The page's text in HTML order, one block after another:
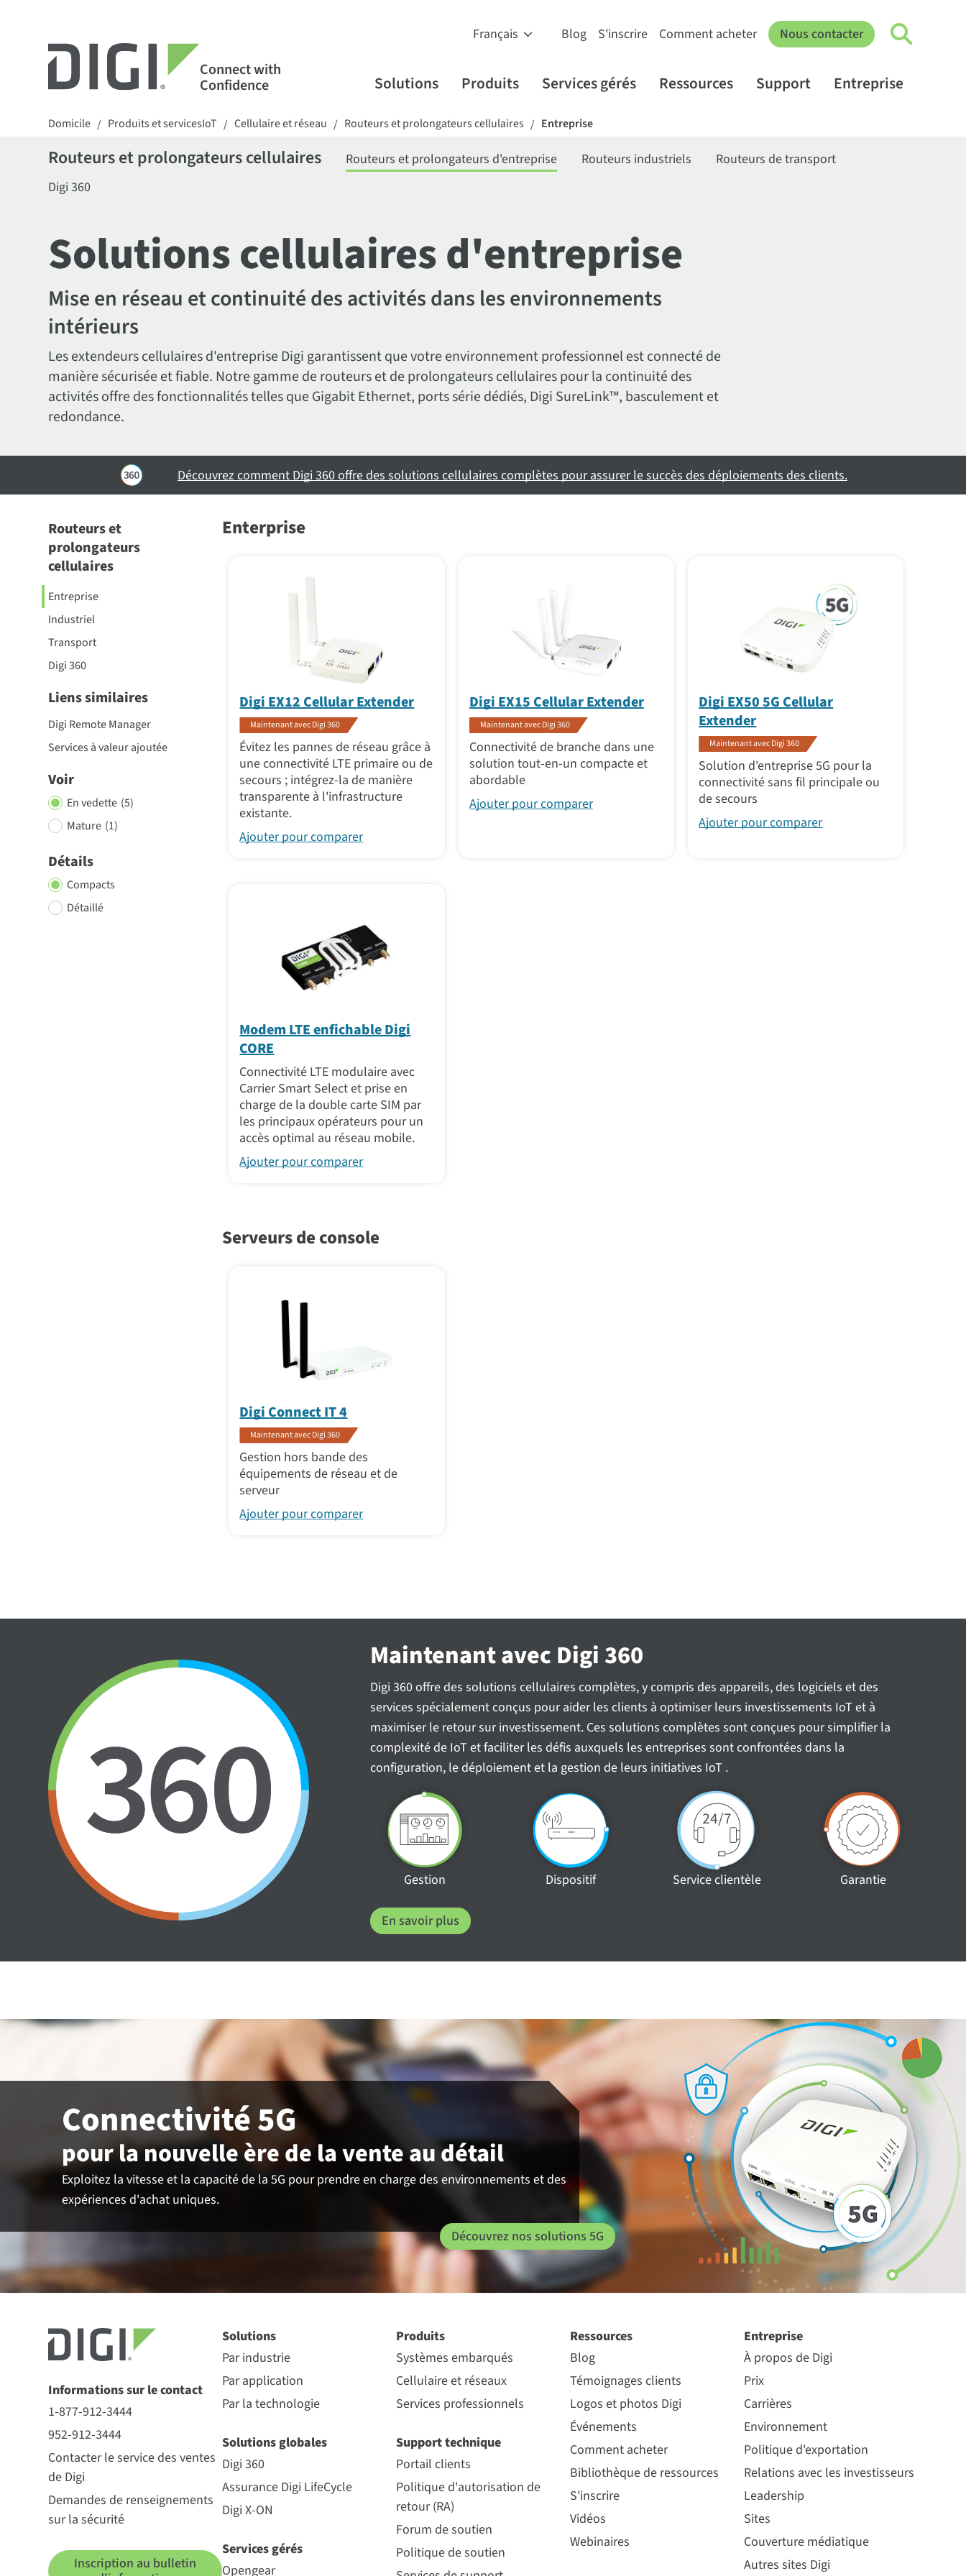
Connect with
Confidence
Blog S'inscrire Comment acheter Nous contacter
Solutions Produits Services gérés Ressources Support Entreprise
Domicile / Produits et servicesIoT / Cellulaire et réseau / Routeurs et prolongateurs cellulaires / Entreprise
Routeurs et prolongateurs cellulaires Routeurs et prolongateurs d'entreprise Routeurs industriels
Routeurs de transport
Digi 360
Solutions cellulaires d'entreprise
Mise en réseau et continuité des activités dans les environnements
intérieurs
Les extendeurs cellulaires d'entreprise Digi garantissent que votre environnement professionnel est connecté de
manière sécurisée et fiable. Notre gamme de routeurs et de prolongateurs cellulaires pour la continuité des
activités offre des fonctionnalités telles que Gigabit Ethernet, ports série dédiés, Digi SureLink™, basculement et
redondance.
Découvrez comment Digi 360 offre des solutions cellulaires complètes pour assurer le succès des déploiements des clients.
Routeurs et
prolongateurs
cellulaires
Entreprise
Industriel
Transport
Digi 360
Liens similaires
Digi Remote Manager
Services à valeur ajoutée
Voir
En vedette (5)
Mature (1)
Détails
Compacts
Détaillé
Enterprise
Digi EX12 Cellular Extender
Maintenant avec Digi 360
Évitez les pannes de réseau grâce à
une connectivité LTE primaire ou de
secours ; intégrez-la de manière
transparente à l'infrastructure
existante.
Ajouter pour comparer
Digi EX15 Cellular Extender
Maintenant avec Digi 360
Connectivité de branche dans une
solution tout-en-un compacte et
abordable
Ajouter pour comparer
Digi EX50 5G Cellular
Extender
Maintenant avec Digi 360
Solution d'entreprise 5G pour la
connectivité sans fil principale ou
de secours
Ajouter pour comparer
Modem LTE enfichable Digi
CORE
Connectivité LTE modulaire avec
Carrier Smart Select et prise en
charge de la double carte SIM par
les principaux opérateurs pour un
accès optimal au réseau mobile.
Ajouter pour comparer
Serveurs de console
Digi Connect IT 4
Maintenant avec Digi 360
Gestion hors bande des
équipements de réseau et de
serveur
Ajouter pour comparer
Maintenant avec Digi 360
Digi 360 offre des solutions cellulaires complètes, y compris des appareils, des logiciels et des
services spécialement conçus pour aider les clients à optimiser leurs investissements IoT et à
maximiser le retour sur investissement. Ces solutions complètes sont conçues pour simplifier la
complexité de IoT et faciliter les défis auxquels les entreprises sont confrontées dans la
configuration, le déploiement et la gestion de leurs initiatives IoT .
Gestion Dispositif Service clientèle Garantie
En savoir plus
Connectivité 5G
pour la nouvelle ère de la vente au détail
Exploitez la vitesse et la capacité de la 5G pour prendre en charge des environnements et des
expériences d'achat uniques.
Découvrez nos solutions 5G
Informations sur le contact
1-877-912-3444
952-912-3444
Contacter le service des ventes
de Digi
Demandes de renseignements
sur la sécurité
Inscription au bulletin
Solutions
Par industrie
Par application
Par la technologie
Solutions globales
Digi 360
Assurance Digi LifeCycle
Digi X-ON
Services gérés
Opengear
Produits
Systèmes embarqués
Cellulaire et réseaux
Services professionnels
Support technique
Portail clients
Politique d'autorisation de
retour (RA)
Forum de soutien
Politique de soutien
Ressources
Blog
Témoignages clients
Logos et photos Digi
Événements
Comment acheter
Bibliothèque de ressources
S'inscrire
Vidéos
Webinaires
Entreprise
À propos de Digi
Prix
Carrières
Environnement
Politique d'exportation
Relations avec les investisseurs
Leadership
Sites
Couverture médiatique
Autres sites Digi